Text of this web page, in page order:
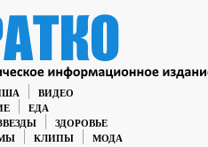
ВИДЕО
ЕДА
ЗДОРОВЬЕ
КЛИПЫ
МОДА